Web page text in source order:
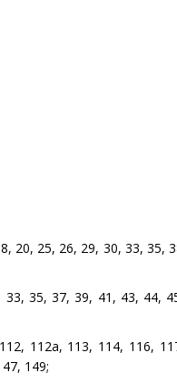
20, 25, 26, 29, 30, 33, 35,
35, 37, 39, 41, 43, 44,
112а, 113, 114, 116,
149;